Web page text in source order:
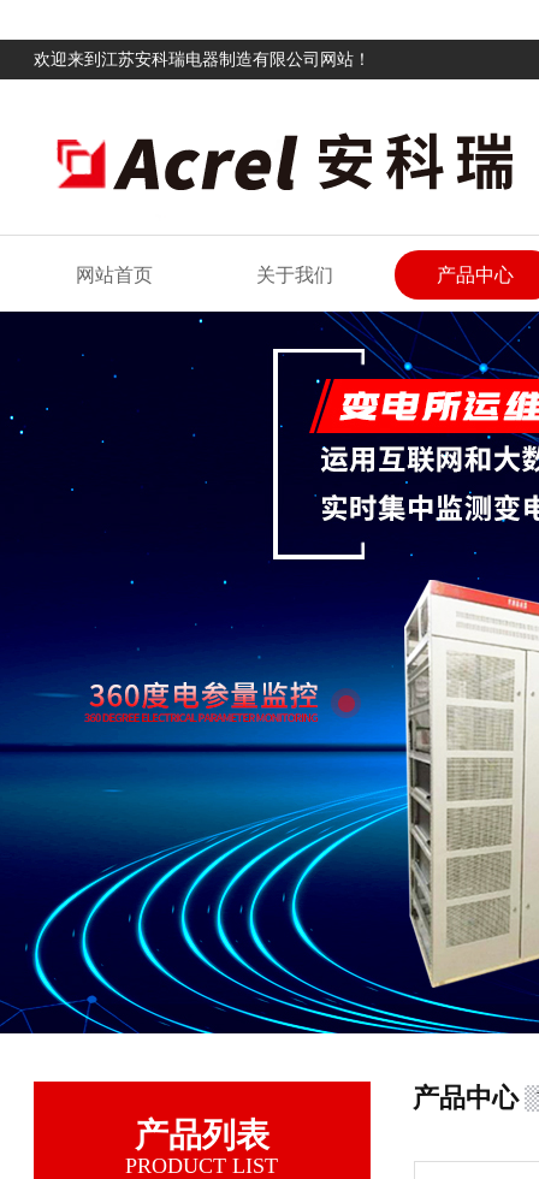
欢迎来到江苏安科瑞电器制造有限公司网站！
网站首页 关于我们 产品中心
产品列表
PRODUCT LIST
产品中心